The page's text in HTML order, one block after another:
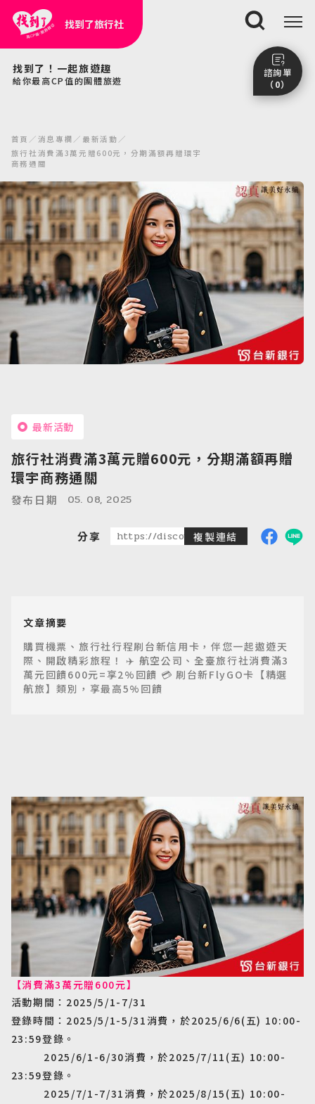
找到了旅行社
找到了！一起旅遊趣
給你最高CP值的團體旅遊
搜尋
諮詢單
（0）
前往諮詢單頁面
首頁 消息專欄
最新活動
旅行社消費滿3萬元贈600元，分期滿額再贈環宇
商務通關
最新活動
旅行社消費滿3萬元贈600元，分期滿額再贈
環宇商務通關
發布日期 05. 08, 2025
分享 https://discoveredtravel.com.tw/
複製連結
文章摘要
購買機票、旅行社行程刷台新信用卡，伴您一起遨遊天
際、開啟精彩旅程！ ✈️ 航空公司、全臺旅行社消費滿3
萬元回饋600元=享2%回饋 💳 刷台新FlyGO卡【精選
航旅】類別，享最高5%回饋
【消費滿3萬元贈 600元】
活動期間： 2025/5/1-7/31
登錄時間： 2025/5/1-5/31 消費，於2025/6/6(五) 10:00-
23:59登錄。
2025/6/1-6/30消費，於2025/7/11(五) 10:00-
23:59登錄。
2025/7/1-7/31 消費，於2025/8/15(五) 10:00-